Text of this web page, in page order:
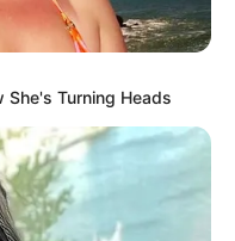
Burgen und
Wörlitz:
erhaltene
Hoher Fläming
unterwww.burgrabenste
Wasserschloss
She's Turning Heads